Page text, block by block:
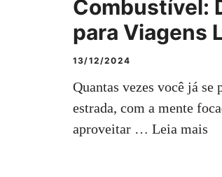
Combustível:
para Viagens
13/12/2024
Quantas vezes você já se
estrada, com a mente
aproveitar … Leia mais